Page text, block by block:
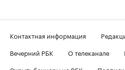
Контактная информация
Вечерний РБК
О телеканале